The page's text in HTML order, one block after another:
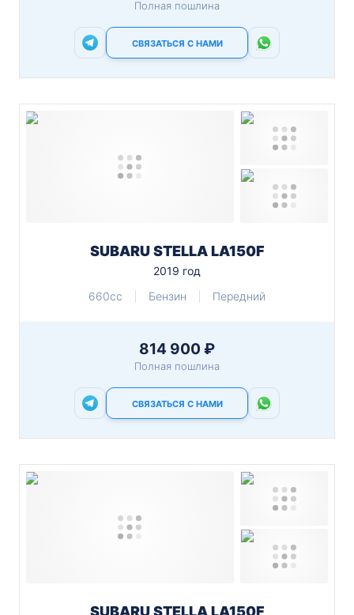
Полная пошлина
СВЯЗАТЬСЯ С НАМИ
SUBARU STELLA LA150F
2019 год
660cc
Бензин Передний
814 900 ₽
Полная пошлина
СВЯЗАТЬСЯ С НАМИ
SUBARU STELLA LA150F